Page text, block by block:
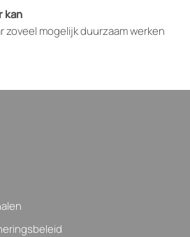
kan
zoveel mogelijk duurzaam werken